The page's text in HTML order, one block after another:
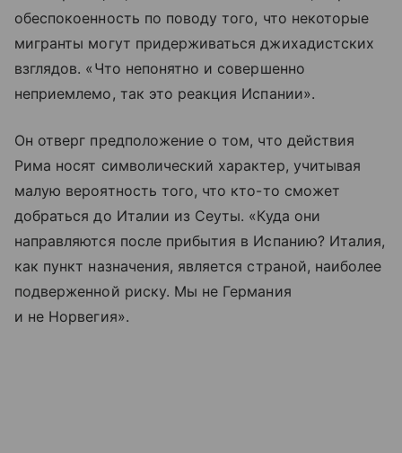
обеспокоенность по поводу того, что некоторые
мигранты могут придерживаться джихадистских
взглядов. «Что непонятно и совершенно
неприемлемо, так это реакция Испании».
Он отверг предположение о том, что действия
Рима носят символический характер, учитывая
малую вероятность того, что кто-то сможет
добраться до Италии из Сеуты. «Куда они
направляются после прибытия в Испанию? Италия,
как пункт назначения, является страной, наиболее
подверженной риску. Мы не Германия
и не Норвегия».